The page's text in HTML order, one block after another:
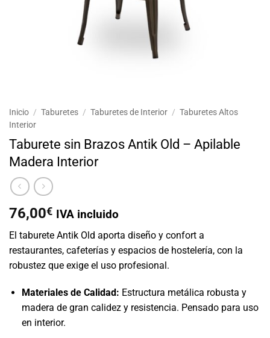
Inicio / Taburetes / Taburetes de Interior / Taburetes Altos
Interior
Taburete sin Brazos Antik Old – Apilable
Madera Interior
76,00€ IVA incluido
El taburete Antik Old aporta diseño y confort a
restaurantes, cafeterías y espacios de hostelería, con la
robustez que exige el uso profesional.
Materiales de Calidad: Estructura metálica robusta y
madera de gran calidez y resistencia. Pensado para uso
en interior.